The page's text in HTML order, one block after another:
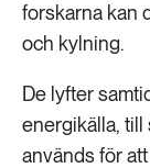
forskarna kan
och kylning.
De lyfter
energikälla, till
används för